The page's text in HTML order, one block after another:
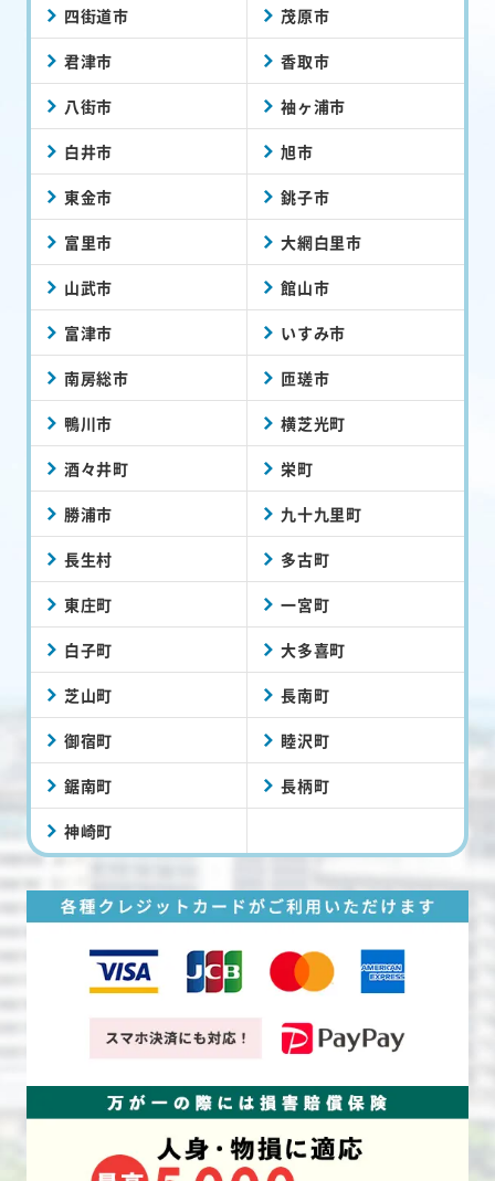
四街道市 茂原市
君津市 香取市
八街市 袖ヶ浦市
白井市 旭市
東金市 銚子市
富里市 大網白里市
山武市 館山市
富津市 いすみ市
南房総市 匝瑳市
鴨川市 横芝光町
酒々井町 栄町
勝浦市 九十九里町
長生村 多古町
東庄町 一宮町
白子町 大多喜町
芝山町 長南町
御宿町 睦沢町
鋸南町 長柄町
神崎町